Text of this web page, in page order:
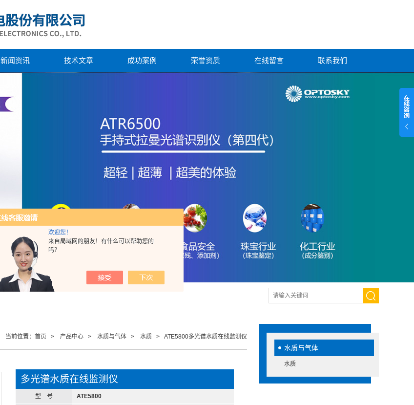
欢迎您！
来自局域网的朋友！有什么可以帮助您的
吗？
新闻资讯 技术文章 成功案例 荣誉资质 在线留言 联系我们
水质与气体
水质
当前位置： 首页 > 产品中心 > 水质与气体 > 水质 > ATE5800多光谱水质在线监测仪
多光谱水质在线监测仪
型 号 ATE5800